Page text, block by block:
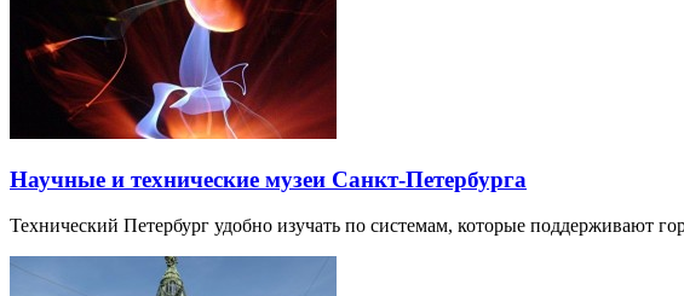
Научные и технические музеи Санкт-Петербурга
Технический Петербург удобно изучать по системам, которые поддерживают